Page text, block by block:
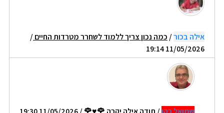
אילה בכור/ כמה נכון צריך ללמוד לשחרר מטרדות החיים/
11/05/2026 19:14